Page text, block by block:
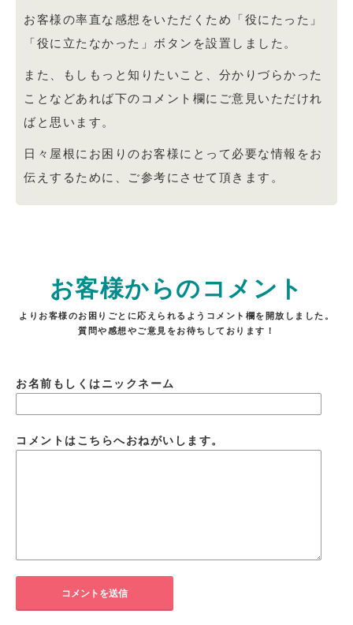
お客様の率直な感想をいただくため「役にたった」
「役に立たなかった」ボタンを設置しました。
また、もしもっと知りたいこと、分かりづらかった
ことなどあれば下のコメント欄にご意見いただけれ
ばと思います。
日々屋根にお困りのお客様にとって必要な情報をお
伝えするために、ご参考にさせて頂きます。
お客様からのコメント
よりお客様のお困りごとに応えられるようコメント欄を開放しました。
質問や感想やご意見をお待ちしております！
お名前もしくはニックネーム
コメントはこちらへおねがいします。